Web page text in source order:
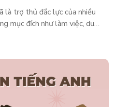
là trợ thủ đắc lực của nhiều
mục đích như làm việc, du
20 app dịch tiếng Anh tiện lợi
nhược điểm của việc sử